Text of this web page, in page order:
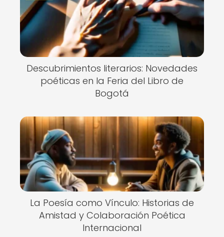
Descubrimientos literarios: Novedades
poéticas en la Feria del Libro de
Bogotá
La Poesía como Vínculo: Historias de
Amistad y Colaboración Poética
Internacional